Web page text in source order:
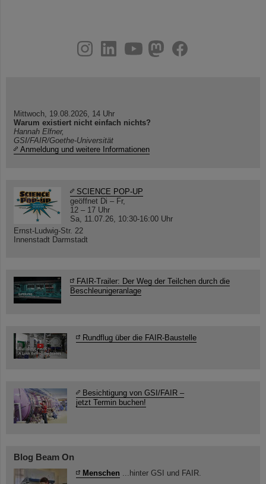
youtube
helmholtz.social
facebook
Mittwoch, 19.08.2026, 14 Uhr
Warum existiert nicht einfach nichts?
Hannah Elfner,
GSI/FAIR/Goethe-Universität
Anmeldung und weitere Informationen
SCIENCE POP-UP
geöffnet Di – Fr,
12 – 17 Uhr
Sa, 11.07.26, 10:30-16:00 Uhr
Ernst-Ludwig-Str. 22
Innenstadt Darmstadt
FAIR-Trailer: Der Weg der Teilchen durch die
Beschleunigeranlage
Rundflug über die FAIR-Baustelle
Besichtigung von GSI/FAIR –
jetzt Termin buchen!
Blog Beam On
Menschen ...hinter GSI und FAIR.